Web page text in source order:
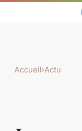
Accueil›Actu